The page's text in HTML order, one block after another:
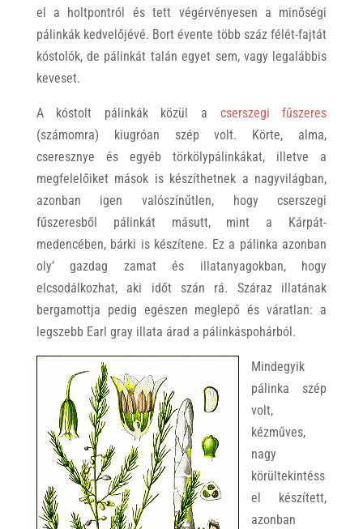
el a holtpontról és tett végérvényesen a minőségi
pálinkák kedvelőjévé. Bort évente több száz félét-fajtát
kóstolók, de pálinkát talán egyet sem, vagy legalábbis
keveset.
A kóstolt pálinkák közül a cserszegi fűszeres
(számomra) kiugróan szép volt. Körte, alma,
cseresznye és egyéb törkölypálinkákat, illetve a
megfelelőiket mások is készíthetnek a nagyvilágban,
azonban igen valószínűtlen, hogy cserszegi
fűszeresből pálinkát másutt, mint a Kárpát-
medencében, bárki is készítene. Ez a pálinka azonban
oly’ gazdag zamat és illatanyagokban, hogy
elcsodálkozhat, aki időt szán rá. Száraz illatának
bergamottja pedig egészen meglepő és váratlan: a
legszebb Earl gray illata árad a pálinkáspohárból.
Mindegyik
pálinka szép
volt,
kézműves,
nagy
körültekintéss
el készített,
azonban